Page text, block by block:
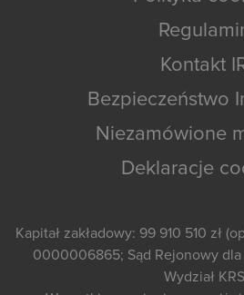
Kontakt
Bezpieczeństwo
Niezamówione
Deklaracje
Kapitał zakładowy: 99 910 510 zł
0000006865; Sąd Rejonowy dla
Wydział KRS